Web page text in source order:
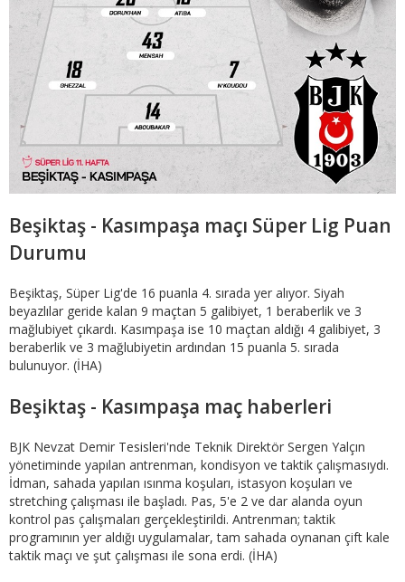
Beşiktaş - Kasımpaşa maçı Süper Lig Puan
Durumu
Beşiktaş, Süper Lig'de 16 puanla 4. sırada yer alıyor. Siyah
beyazlılar geride kalan 9 maçtan 5 galibiyet, 1 beraberlik ve 3
mağlubiyet çıkardı. Kasımpaşa ise 10 maçtan aldığı 4 galibiyet, 3
beraberlik ve 3 mağlubiyetin ardından 15 puanla 5. sırada
bulunuyor. (İHA)
Beşiktaş - Kasımpaşa maç haberleri
BJK Nevzat Demir Tesisleri'nde Teknik Direktör Sergen Yalçın
yönetiminde yapılan antrenman, kondisyon ve taktik çalışmasıydı.
İdman, sahada yapılan ısınma koşuları, istasyon koşuları ve
stretching çalışması ile başladı. Pas, 5'e 2 ve dar alanda oyun
kontrol pas çalışmaları gerçekleştirildi. Antrenman; taktik
programının yer aldığı uygulamalar, tam sahada oynanan çift kale
taktik maçı ve şut çalışması ile sona erdi. (İHA)